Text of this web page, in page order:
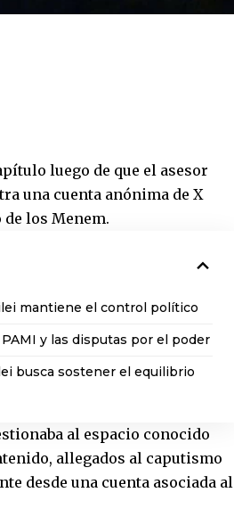
luego de que el asesor
una cuenta anónima de X
los Menem.
mantiene el control político
y las disputas por el poder
busca sostener el equilibrio
al espacio conocido
allegados al caputismo
desde una cuenta asociada al